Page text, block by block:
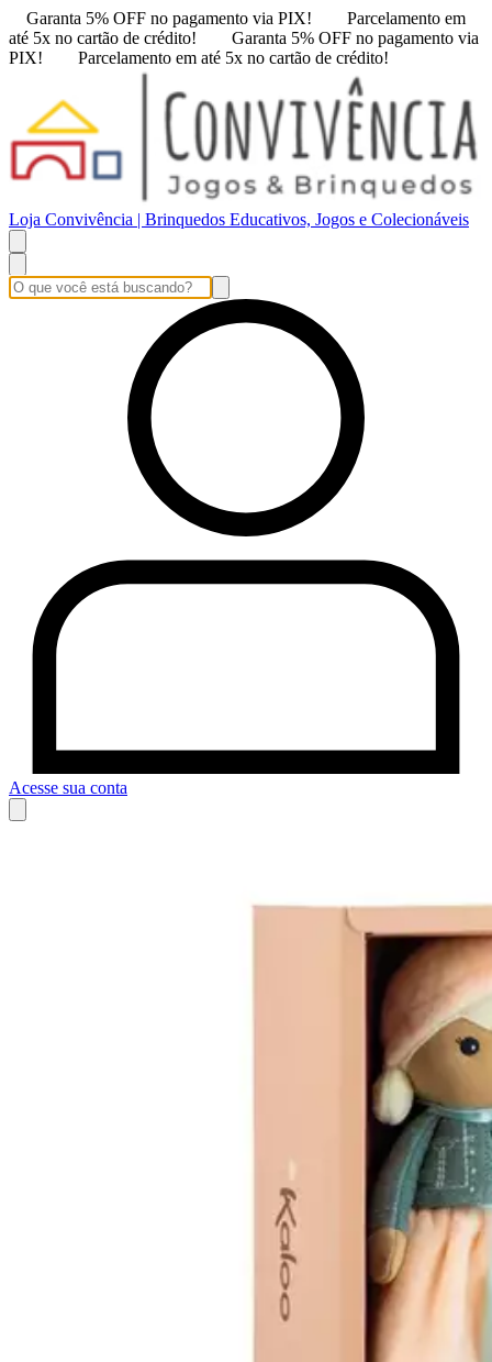
Garanta 5% OFF no pagamento via PIX!
Parcelamento em
até 5x no cartão de crédito!
Garanta 5% OFF no pagamento via
PIX!
Parcelamento em até 5x no cartão de crédito!
Loja Convivência | Brinquedos Educativos, Jogos e Colecionáveis
Acesse sua conta